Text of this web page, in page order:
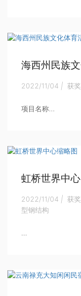
海西州民族
2022/11/04 | 获
项目名称...
虹桥世界中心
2022/11/04 | 获
型钢结构
...